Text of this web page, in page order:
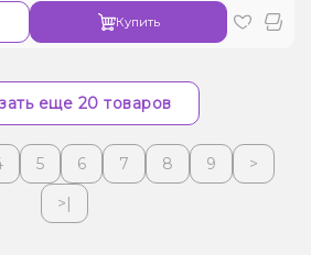
Купить
еще 20 товаров
5 6 7 8 9
>
>|